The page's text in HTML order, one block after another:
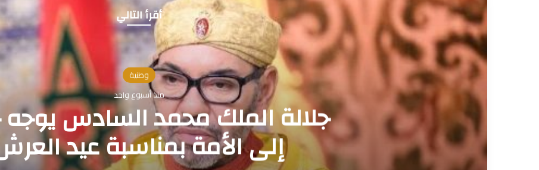
أقرأ التالي
وطنية
مايو 23, 2026
عفو ملكي شمل مشجعين
بمناسبة عيد الأضحى